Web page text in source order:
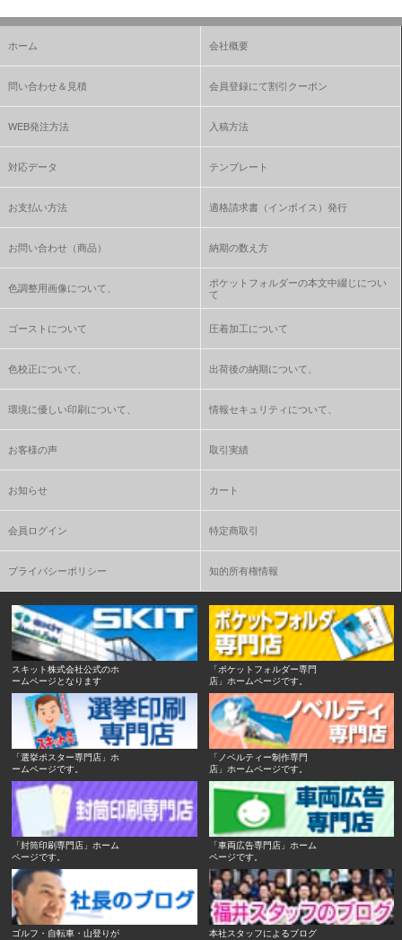
ホーム 会社概要
問い合わせ＆見積 会員登録にて割引クーポン
WEB発注方法 入稿方法
対応データ テンプレート
お支払い方法 適格請求書（インボイス）発行
お問い合わせ（商品） 納期の数え方
色調整用画像について、
ポケットフォルダーの本文中綴じについ
て
ゴーストについて 圧着加工について
色校正について、 出荷後の納期について、
環境に優しい印刷について、 情報セキュリティについて、
お客様の声 取引実績
お知らせ カート
会員ログイン 特定商取引
プライバシーポリシー 知的所有権情報
スキット株式会社公式のホ
ームページとなります
「ポケットフォルダー専門
店」ホームページです。
「選挙ポスター専門店」ホ
ームページです。
「ノベルティー制作専門
店」ホームページです。
「封筒印刷専門店」ホーム
ページです。
「車両広告専門店」ホーム
ページです。
ゴルフ・自転車・山登りが
本社スタッフによるブログ